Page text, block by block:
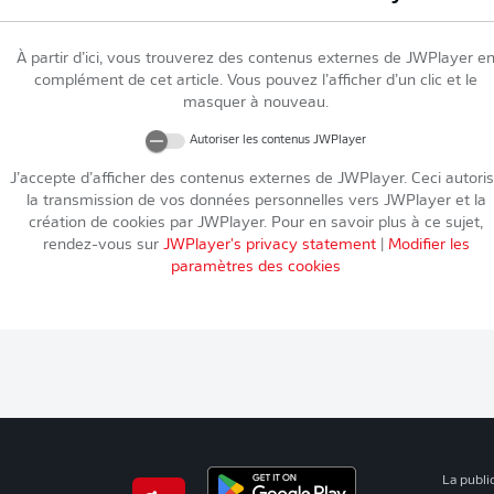
À partir d’ici, vous trouverez des contenus externes de JWPlayer en
complément de cet article. Vous pouvez l’afficher d’un clic et le
masquer à nouveau.
Autoriser les contenus JWPlayer
J’accepte d’afficher des contenus externes de JWPlayer. Ceci
la transmission de vos données personnelles vers JWPlayeret la
création de cookies par JWPlayer. Pour en savoir plus à ce sujet,
rendez-vous sur JWPlayer's privacy statement| Modifier les
paramètres des cookies
La